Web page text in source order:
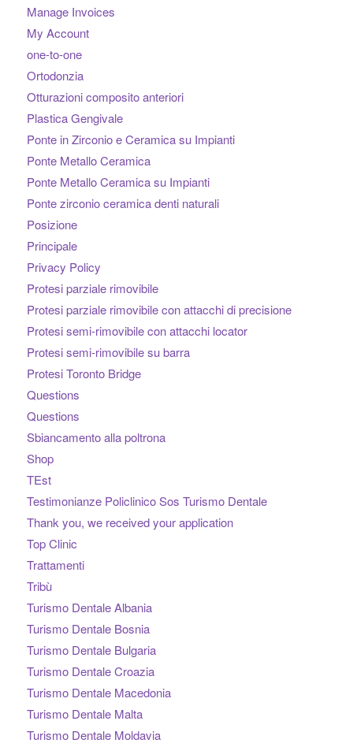
Manage Invoices
My Account
one-to-one
Ortodonzia
Otturazioni composito anteriori
Plastica Gengivale
Ponte in Zirconio e Ceramica su Impianti
Ponte Metallo Ceramica
Ponte Metallo Ceramica su Impianti
Ponte zirconio ceramica denti naturali
Posizione
Principale
Privacy Policy
Protesi parziale rimovibile
Protesi parziale rimovibile con attacchi di precisione
Protesi semi-rimovibile con attacchi locator
Protesi semi-rimovibile su barra
Protesi Toronto Bridge
Questions
Questions
Sbiancamento alla poltrona
Shop
TEst
Testimonianze Policlinico Sos Turismo Dentale
Thank you, we received your application
Top Clinic
Trattamenti
Tribù
Turismo Dentale Albania
Turismo Dentale Bosnia
Turismo Dentale Bulgaria
Turismo Dentale Croazia
Turismo Dentale Macedonia
Turismo Dentale Malta
Turismo Dentale Moldavia